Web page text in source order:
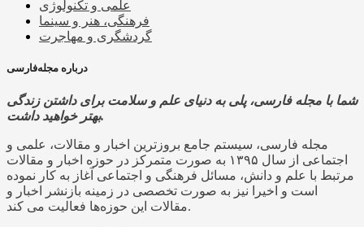
علمی و تکنولوژی
فرهنگی، هنر و سینما
گردشگری و مهاجرت
درباره مجله‌فارسی
شما با مجله فارسی، پلی به دنیای علم و سلامت برای داشتن زندگی
بهتر خواهید داشت.
مجله فارسی، سیستم جامع بروزترین اخبار و مقالات، علمی و
اجتماعی از سال ۱۳۹۵ به صورت متمرکز در حوزه اخبار و مقالات
مرتبط با علم و دانش، مسائل فرهنگی و اجتماعی آغاز به کار نموده
است و اخیرا نیز به صورت تخصصی در زمینه بازنشر اخبار و
مقالات این حوزه‌ها فعالیت می کند.